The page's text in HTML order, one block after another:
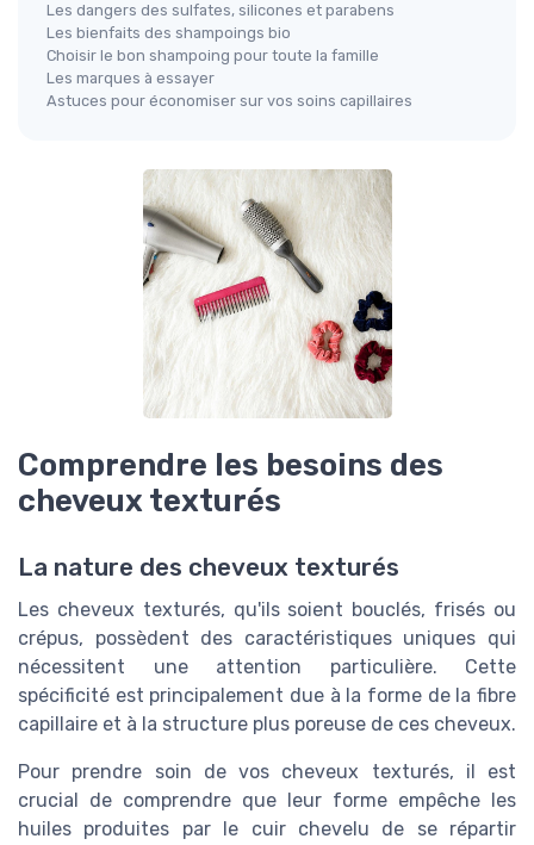
Les dangers des sulfates, silicones et parabens
Les bienfaits des shampoings bio
Choisir le bon shampoing pour toute la famille
Les marques à essayer
Astuces pour économiser sur vos soins capillaires
Comprendre les besoins des
cheveux texturés
La nature des cheveux texturés
Les cheveux texturés, qu'ils soient bouclés, frisés ou
crépus, possèdent des caractéristiques uniques qui
nécessitent une attention particulière. Cette
spécificité est principalement due à la forme de la fibre
capillaire et à la structure plus poreuse de ces cheveux.
Pour prendre soin de vos cheveux texturés, il est
crucial de comprendre que leur forme empêche les
huiles produites par le cuir chevelu de se répartir